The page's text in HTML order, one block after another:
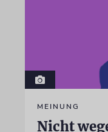
MEINUNG
Nicht